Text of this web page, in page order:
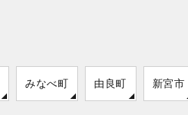
みなべ町 由良町 新宮市